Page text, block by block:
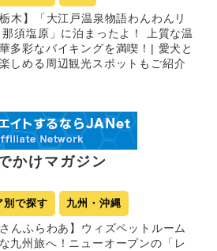
木】「大江戸温泉物語わんわんリ
須塩原」に泊まったよ！ 上質な温
多彩なバイキングを満喫！| 愛犬と
しめる周辺観光スポットもご紹介
かけマガジン
別で探す 九州・沖縄
んふらわあ】ウィズペットルーム
九州旅へ！ニューオープンの「レ